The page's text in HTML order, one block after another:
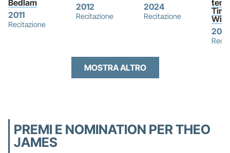
Bedlam
2011
Recitazione
2012
Recitazione
2024
Recitazione
Wife
MOSTRA ALTRO
PREMI E NOMINATION PER THEO
JAMES